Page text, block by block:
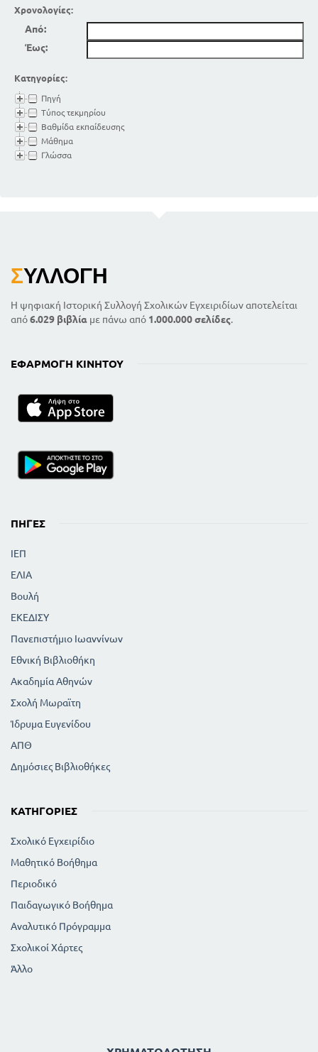
Χρονολογίες:
Από:
Έως:
Κατηγορίες:
Πηγή
Τύπος τεκμηρίου
Βαθμίδα εκπαίδευσης
Μάθημα
Γλώσσα
ΣΥΛΛΟΓΉ
Η ψηφιακή Ιστορική Συλλογή Σχολικών Εγχειριδίων αποτελείται
από6.029 βιβλία με πάνω από 1.000.000 σελίδες.
ΕΦΑΡΜΟΓΉ ΚΙΝΗΤΟΎ
ΠΗΓΈΣ
ΙΕΠ
ΕΛΙΑ
Βουλή
ΕΚΕΔΙΣΥ
Πανεπιστήμιο Ιωαννίνων
Εθνική Βιβλιοθήκη
Ακαδημία Αθηνών
Σχολή Μωραϊτη
Ίδρυμα Ευγενίδου
ΑΠΘ
Δημόσιες Βιβλιοθήκες
ΚΑΤΗΓΟΡΊΕΣ
Σχολικό Εγχειρίδιο
Μαθητικό Βοήθημα
Περιοδικό
Παιδαγωγικό Βοήθημα
Αναλυτικό Πρόγραμμα
Σχολικοί Χάρτες
Άλλο